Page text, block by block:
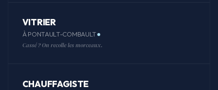
VITRIER
À PONTAULT-COMBAULT
Cassé ? On recolle les morceaux.
CHAUFFAGISTE